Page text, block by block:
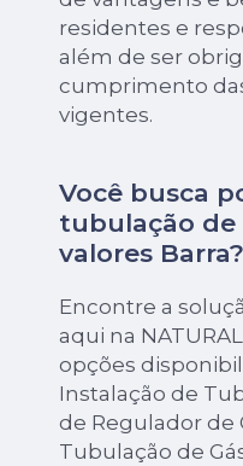
residentes e
além de ser
cumprimento
vigentes.
Você busca
tubulação de
valores Barra?
Encontre a
aqui na
opções
Instalação de
de Regulador de
Tubulação de